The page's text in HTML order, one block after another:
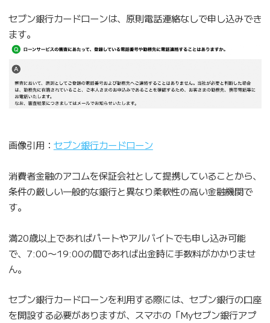
セブン銀行カードローンは、原則電話連絡なしで申し込みでき
ます。
画像引用： セブン銀行カードローン
消費者金融のアコムを保証会社として提携していることから、
条件の厳しい一般的な銀行と異なり柔軟性の高い金融機関で
す。
満20歳以上であればパートやアルバイトでも申し込み可能
で、7:00〜19:00の間であれば出金時に手数料がかかりませ
ん。
セブン銀行カードローンを利用する際には、セブン銀行の口座
を開設する必要がありますが、スマホの「Myセブン銀行アプ